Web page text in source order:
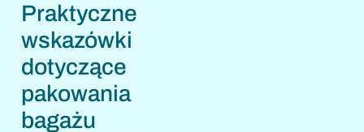
Praktyczne
wskazówki
dotyczące
pakowania
bagażu